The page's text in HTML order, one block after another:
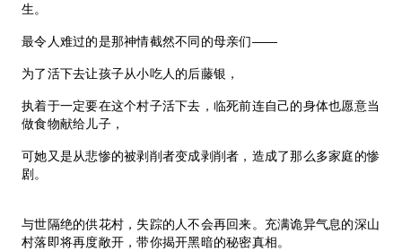
生。
最令人难过的是那神情截然不同的母亲们——
为了活下去让孩子从小吃人的后藤银，
执着于一定要在这个村子活下去，临死前连自己的身体也愿意当
做食物献给儿子，
可她又是从悲惨的被剥削者变成剥削者，造成了那么多家庭的惨
剧。
与世隔绝的供花村，失踪的人不会再回来。充满诡异气息的深山
村落即将再度敞开，带你揭开黑暗的秘密真相。